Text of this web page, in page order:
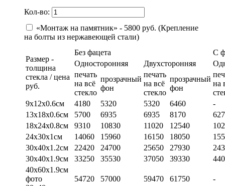
Кол-во:
«Монтаж на памятник» - 5800 руб. (Крепление
на болты из нержавеющей стали)
Размер -
толщина
стекла / цена
руб.
Без фацета
С
Односторонняя
Двухсторонняя
печать
на всё
стекло
прозрачный
фон
печать
на всё
стекло
прозрачный
фон
на
9х12х0.6см
4180 5320 5320 6460
-
13х18х0.6см
5700 6935 6935 8170
18х24х0.8см
9310 10830 11020 12540
24х30х1см
14060 15960 16150 18050
30х40х1.2см
22420 24700 25650 27930
30х40х1.9см
33250 35530 37050 39330
40х60х1.9см
фото
54720 57000 59470 61750 -